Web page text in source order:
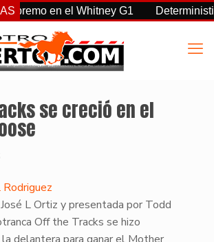
en el Whitney G1 Deterministic:
se creció en el
L Ortiz y presentada por Todd
Off the Tracks se hizo